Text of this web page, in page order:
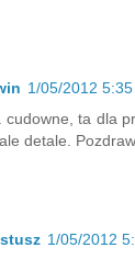
1/05/2012 5:35
cudowne, ta dla
detale.
1/05/2012